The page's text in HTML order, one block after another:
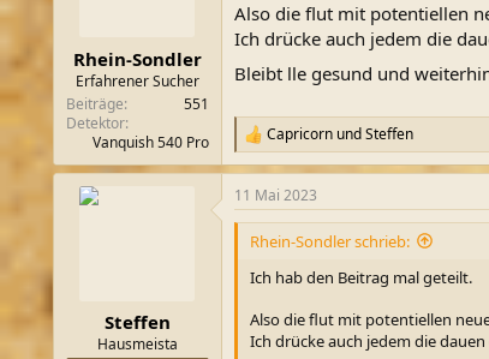
n
e
n
:
Rhein-Sondler
Erfahrener Sucher
Beiträge
551
Detektor
Vanquish 540 Pro
Also die flut mit potentiellen
Ich drücke auch jedem die
Bleibt lle gesund und
R
e
a
k
t
n
CapricornundSteffen
Steffen
Hausmeista
11 Mai 2023
Rhein-Sondler schrieb:
Ich hab den Beitrag mal geteilt.
Also die flut mit potentiellen
Ich drücke auch jedem die